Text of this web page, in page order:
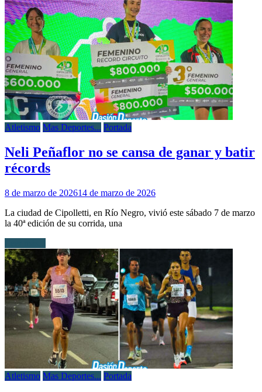
Atletismo Mas Deportes... Portada
Neli Peñaflor no se cansa de ganar y batir
récords
8 de marzo de 202614 de marzo de 2026
La ciudad de Cipolletti, en Río Negro, vivió este sábado 7 de marzo
la 40ª edición de su corrida, una
Atletismo Mas Deportes... Portada